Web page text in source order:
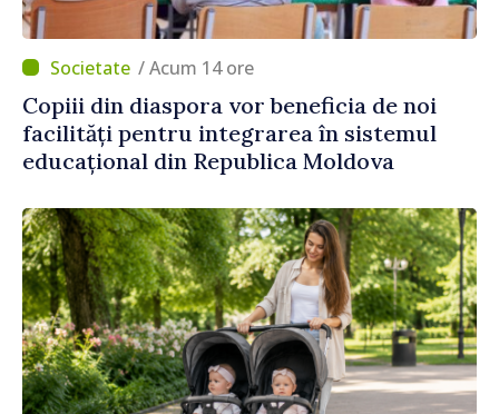
/ Acum 14 ore
Copiii din diaspora vor beneficia de noi
facilități pentru integrarea în sistemul
educațional din Republica Moldova